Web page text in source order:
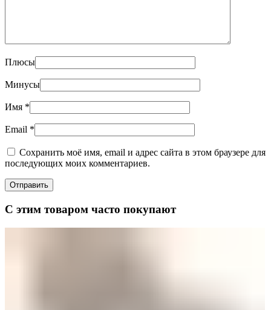
Плюсы
Минусы
Имя *
Email *
Сохранить моё имя, email и адрес сайта в этом браузере для
последующих моих комментариев.
С этим товаром часто покупают